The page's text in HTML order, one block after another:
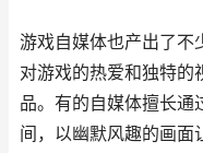
游戏自媒体也产出了不
对游戏的热爱和独特的
品。有的自媒体擅长通
间，以幽默风趣的画面